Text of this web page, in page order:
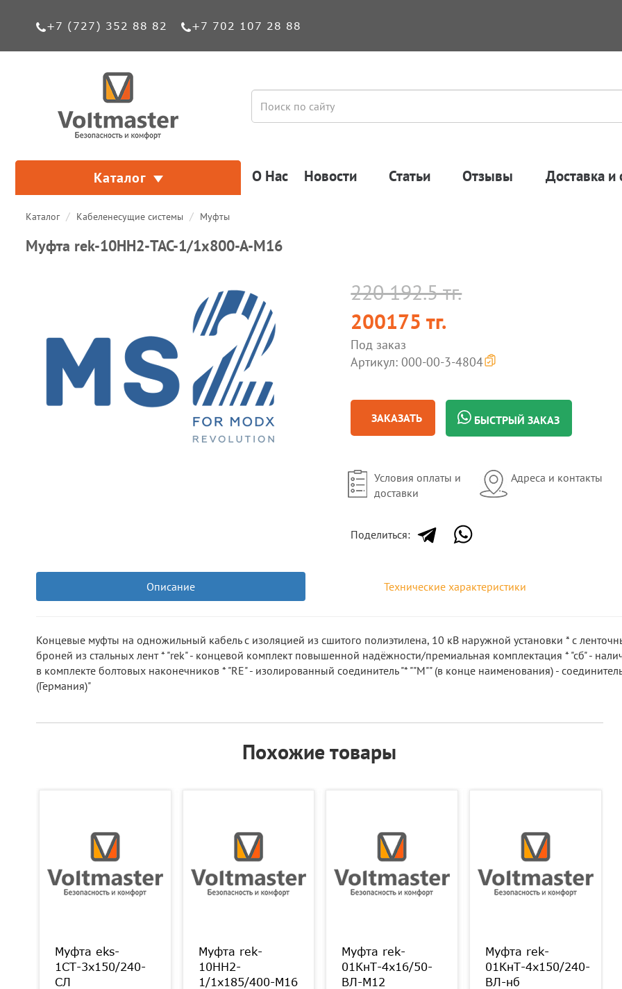
+7 (727) 352 88 82 +7 702 107 28 88
Каталог О Нас Новости Статьи Отзывы Доставка и
Каталог Кабеленесущие системы Муфты
Муфта rek-10HH2-ТАС-1/1х800-А-М16
220 192.5 тг.
200175 тг.
Под заказ
Артикул: 000-00-3-4804
ЗАКАЗАТЬ БЫСТРЫЙ ЗАКАЗ
Условия оплаты и
доставки
Адреса и контакты
Поделиться:
Описание Технические характеристики
Концевые муфты на одножильный кабель с изоляцией из сшитого полиэтилена, 10 кВ наружной установки * с
броней из стальных лент * "rek" - концевой комплект повышенной надёжности/премиальная комплектация * "сб" -
в комплекте болтовых наконечников * "RE" - изолированный соединитель "* ""М"" (в конце наименования) -
(Германия)"
Похожие товары
Муфта eks-
1СТ-3х150/240-
СЛ
Муфта rek-
10HH2-
1/1х185/400-М16
Муфта rek-
01КнТ-4х16/50-
ВЛ-М12
Муфта rek-
01КнТ-4х150/240-
ВЛ-нб